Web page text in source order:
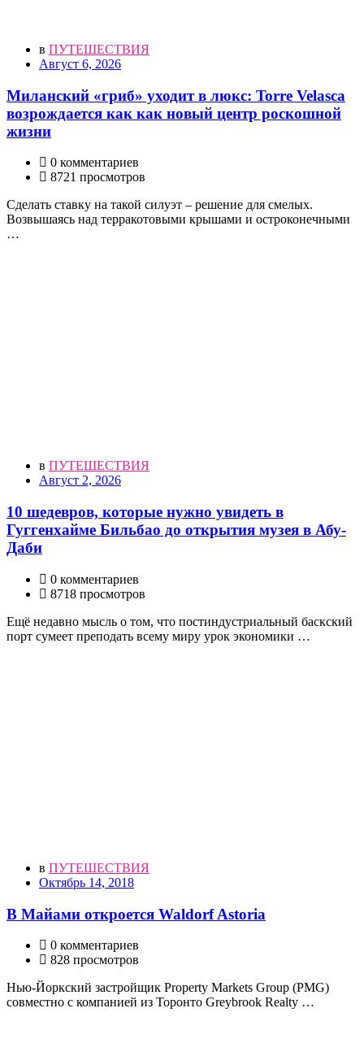
в ПУТЕШЕСТВИЯ
Август 6, 2026
Миланский «гриб» уходит в люкс: Torre Velasca
возрождается как как новый центр роскошной
жизни
0 комментариев
8721 просмотров
Сделать ставку на такой силуэт – решение для смелых.
Возвышаясь над терракотовыми крышами и остроконечными
…
в ПУТЕШЕСТВИЯ
Август 2, 2026
10 шедевров, которые нужно увидеть в
Гуггенхайме Бильбао до открытия музея в Абу-
Даби
0 комментариев
8718 просмотров
Ещё недавно мысль о том, что постиндустриальный баскский
порт сумеет преподать всему миру урок экономики …
в ПУТЕШЕСТВИЯ
Октябрь 14, 2018
В Майами откроется Waldorf Astoria
0 комментариев
828 просмотров
Нью-Йоркский застройщик Property Markets Group (PMG)
совместно с компанией из Торонто Greybrook Realty …